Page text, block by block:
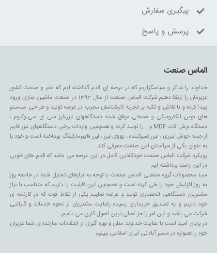
الماس صنعت
پیدا کرده و با تلاش و تکیه بر تجربه کارشناسان مجرب در عرصه تولید و طراحی سیستم
از جمله جوش لیزری ، لیزر تمیزکننده ، یووی لیزر ، لیزر فایبرمارکینگ پرداخته است و خود را
به عنوان یکی از سرآمدان این صنعت معرفی کند.
رویکرد شرکت الماس صنعت خودکفایی کامل در این عرصه می باشد که قدم های خوبی
در این راستا برداشته ایم.
سبد محصولات گروه صنعتی الماس صنعت با توجه به نیازهای تحلیل شده در جامعه روز
به روز افزایش خود را طی کرده است و همچنین این قابلیت را داریم که متناسب با نیاز
مشتریان دستگاهی انحصاری تولید و عرضه نماییم.یکی از نقاط قوت که در کارنامه ی
خود داریم و به تصدیق خریداران رسیده رضایت مشتریان از نحوه خدمات و گارانتی
شرکت می باشد و این امر را جز اصلی ترین اصول کاری می دانیم.
در پایان امید است با عنایت خداوند منان و بهره گیری از انتقادات سازنده ی شما عزیزان
خود را همواره در مسیر آبادنی ایران اسلامی ببینیم.
آدرس کارگاه:
مشهد، بزرگراه پیامبراعظم ، بین پیامبر اعظم 63 و 65 جنب پل عابر پیاده